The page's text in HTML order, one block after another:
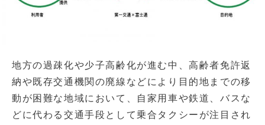
地方の過疎化や少子高齢化が進む中、高齢者免許返
納や既存交通機関の廃線などにより目的地までの移
動が困難な地域において、自家用車や鉄道、バスな
どに代わる交通手段として乗合タクシーが注目され